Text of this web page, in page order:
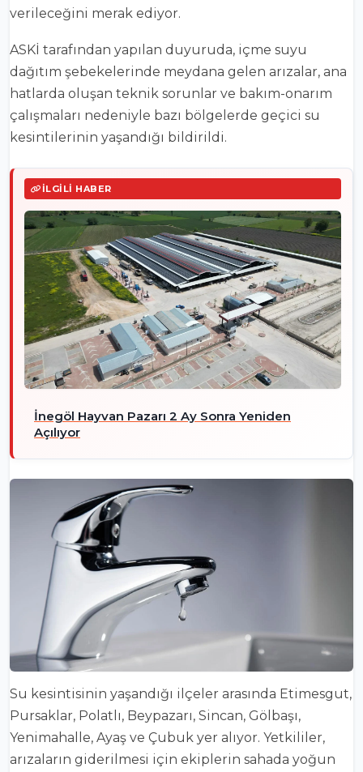
verileceğini merak ediyor.
ASKİ tarafından yapılan duyuruda, içme suyu
dağıtım şebekelerinde meydana gelen arızalar, ana
hatlarda oluşan teknik sorunlar ve bakım-onarım
çalışmaları nedeniyle bazı bölgelerde geçici su
kesintilerinin yaşandığı bildirildi.
İLGILI HABER
İnegöl Hayvan Pazarı 2 Ay Sonra Yeniden
Açılıyor
Su kesintisinin yaşandığı ilçeler arasında Etimesgut,
Pursaklar, Polatlı, Beypazarı, Sincan, Gölbaşı,
Yenimahalle, Ayaş ve Çubuk yer alıyor. Yetkililer,
arızaların giderilmesi için ekiplerin sahada yoğun